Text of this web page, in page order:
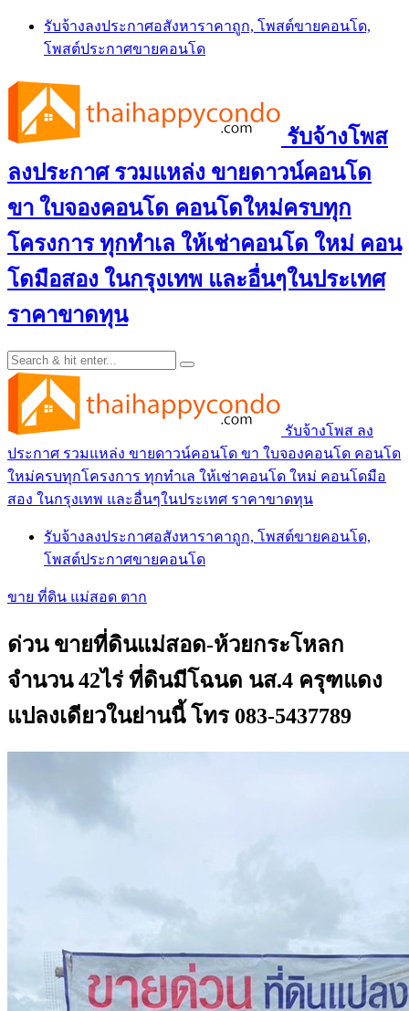
Skip
content
รับจ้างลงประกาศอสังหาราคาถูก, โพสต์ขายคอนโด,
โพสต์ประกาศขายคอนโด
รับจ้างโพส
ลงประกาศ รวมแหล่ง ขายดาวน์คอนโด
ขา ใบจองคอนโด คอนโดใหม่ครบทุก
โครงการ ทุกทำเล ให้เช่าคอนโด ใหม่ คอน
โดมือสอง ในกรุงเทพ และอื่นๆในประเทศ
ราคาขาดทุน
รับจ้างโพส ลง
ประกาศ รวมแหล่ง ขายดาวน์คอนโด ขา ใบจองคอนโด คอนโด
ใหม่ครบทุกโครงการ ทุกทำเล ให้เช่าคอนโด ใหม่ คอนโดมือ
สอง ในกรุงเทพ และอื่นๆในประเทศ ราคาขาดทุน
รับจ้างลงประกาศอสังหาราคาถูก, โพสต์ขายคอนโด,
โพสต์ประกาศขายคอนโด
ขาย ที่ดิน แม่สอด ตาก
ด่วน ขายที่ดินแม่สอด-ห้วยกระโหลก
จำนวน 42ไร่ ที่ดินมีโฉนด นส.4 ครุฑแดง
แปลงเดียวในย่านนี้ โทร 083-5437789